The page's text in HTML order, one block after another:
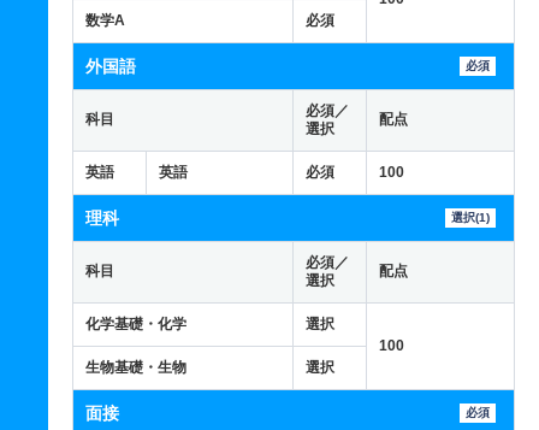
数学A
必須
外国語 必須
科目
必須／
選択
配点
英語 英語 必須 100
理科 選択(1)
科目
必須／
選択
配点
化学基礎・化学
選択
100
生物基礎・生物
選択
面接 必須